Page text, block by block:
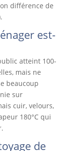
différence de
est-
atteint 100-
mais ne
beaucoup
sur
cuir, velours,
180°C qui
de